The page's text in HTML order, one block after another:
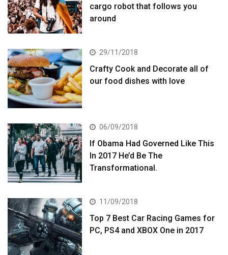
cargo robot that follows you
around
29/11/2018
Crafty Cook and Decorate all of
our food dishes with love
06/09/2018
If Obama Had Governed Like This
In 2017 He’d Be The
Transformational.
11/09/2018
Top 7 Best Car Racing Games for
PC, PS4 and XBOX One in 2017